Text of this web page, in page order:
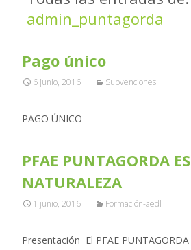
admin_puntagorda
Pago único
6 junio, 2016 Subvenciones
PAGO ÚNICO
PFAE PUNTAGORDA ES
NATURALEZA
1 junio, 2016 Formación-aedl
Presentación El PFAE PUNTAGORDA